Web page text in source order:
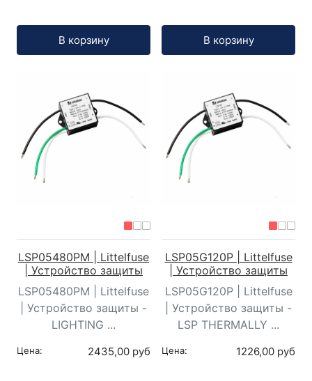
В корзину В корзину
LSP05480PM | Littelfuse
| Устройство защиты
LSP05480PM | Littelfuse
| Устройство защиты -
LIGHTING ...
Цена: 2435,00 руб
LSP05G120P | Littelfuse
| Устройство защиты
LSP05G120P | Littelfuse
| Устройство защиты -
LSP THERMALLY ...
Цена: 1226,00 руб